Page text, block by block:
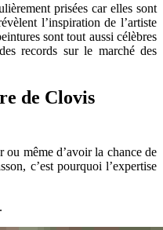
prisées car elles sont
l’inspiration de l’artiste
sont tout aussi célèbres
records sur le marché des
de Clovis
ou même d’avoir la chance de
c’est pourquoi l’expertise